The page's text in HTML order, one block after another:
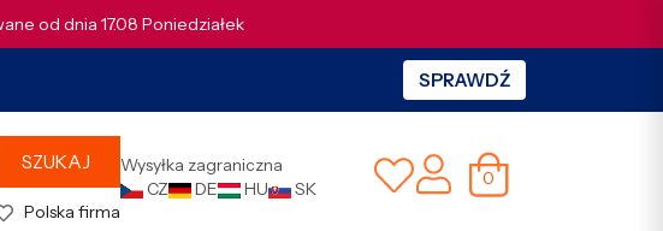
od dnia 17.08 Poniedziałek
SPRAWDŹ
SZUKAJ
Polska firma
Wysyłka zagraniczna
CZ
DE HU SK 0